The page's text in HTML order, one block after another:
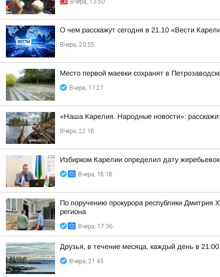
Вчера, 13:50
О чем расскажут сегодня в 21.10 «Вести
Вчера, 20:55
Место первой маевки сохранят в
Вчера, 17:27
«Наша Карелия. Народные новости»:
Вчера, 22:18
Избирком Карелии определил дату
Вчера, 18:18
По поручению прокурора республики Дмитрия
региона
Вчера, 17:36
Друзья, в течение месяца, каждый день в
Вчера, 21:45